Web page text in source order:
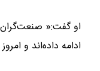
او گفت:«
ادامه داده‌اند و